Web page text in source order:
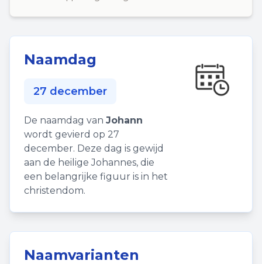
Naamdag
27 december
De naamdag van Johann
wordt gevierd op 27
december. Deze dag is gewijd
aan de heilige Johannes, die
een belangrijke figuur is in het
christendom.
Naamvarianten